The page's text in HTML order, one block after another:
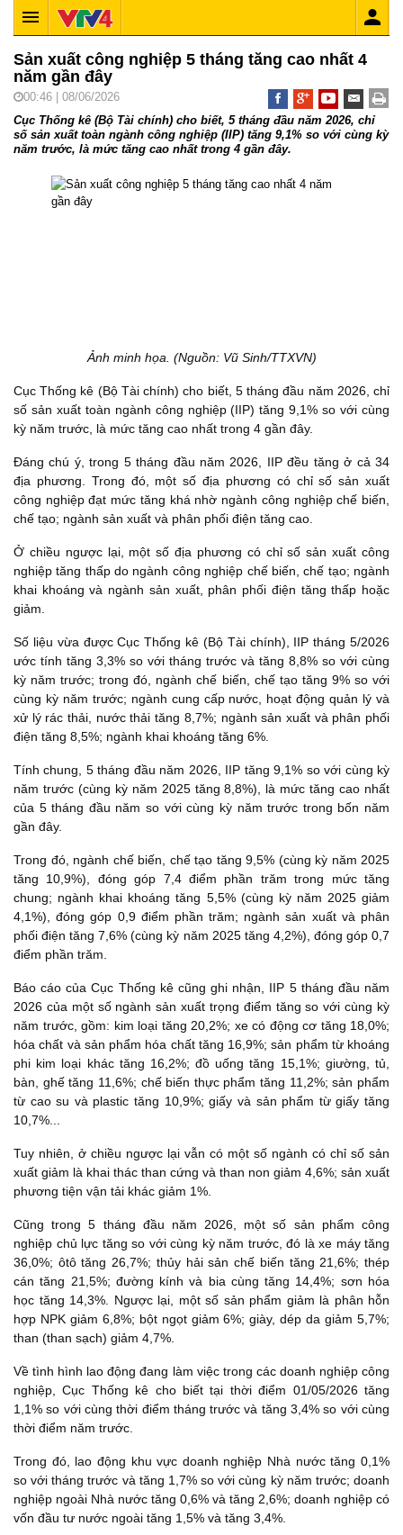
Sản xuất công nghiệp 5 tháng tăng cao nhất 4
năm gần đây
00:46 | 08/06/2026
Cục Thống kê (Bộ Tài chính) cho biết, 5 tháng đầu năm 2026, chỉ
số sản xuất toàn ngành công nghiệp (IIP) tăng 9,1% so với cùng kỳ
năm trước, là mức tăng cao nhất trong 4 gần đây.
Ảnh minh họa. (Nguồn: Vũ Sinh/TTXVN)
Cục Thống kê (Bộ Tài chính) cho biết, 5 tháng đầu năm 2026, chỉ
số sản xuất toàn ngành công nghiệp (IIP) tăng 9,1% so với cùng
kỳ năm trước, là mức tăng cao nhất trong 4 gần đây.
Đáng chú ý, trong 5 tháng đầu năm 2026, IIP đều tăng ở cả 34
địa phương. Trong đó, một số địa phương có chỉ số sản xuất
công nghiệp đạt mức tăng khá nhờ ngành công nghiệp chế biến,
chế tạo; ngành sản xuất và phân phối điện tăng cao.
Ở chiều ngược lại, một số địa phương có chỉ số sản xuất công
nghiệp tăng thấp do ngành công nghiệp chế biến, chế tạo; ngành
khai khoáng và ngành sản xuất, phân phối điện tăng thấp hoặc
giảm.
Số liệu vừa được Cục Thống kê (Bộ Tài chính), IIP tháng 5/2026
ước tính tăng 3,3% so với tháng trước và tăng 8,8% so với cùng
kỳ năm trước; trong đó, ngành chế biến, chế tạo tăng 9% so với
cùng kỳ năm trước; ngành cung cấp nước, hoạt động quản lý và
xử lý rác thải, nước thải tăng 8,7%; ngành sản xuất và phân phối
điện tăng 8,5%; ngành khai khoáng tăng 6%.
Tính chung, 5 tháng đầu năm 2026, IIP tăng 9,1% so với cùng kỳ
năm trước (cùng kỳ năm 2025 tăng 8,8%), là mức tăng cao nhất
của 5 tháng đầu năm so với cùng kỳ năm trước trong bốn năm
gần đây.
Trong đó, ngành chế biến, chế tạo tăng 9,5% (cùng kỳ năm 2025
tăng 10,9%), đóng góp 7,4 điểm phần trăm trong mức tăng
chung; ngành khai khoáng tăng 5,5% (cùng kỳ năm 2025 giảm
4,1%), đóng góp 0,9 điểm phần trăm; ngành sản xuất và phân
phối điện tăng 7,6% (cùng kỳ năm 2025 tăng 4,2%), đóng góp 0,7
điểm phần trăm.
Báo cáo của Cục Thống kê cũng ghi nhận, IIP 5 tháng đầu năm
2026 của một số ngành sản xuất trọng điểm tăng so với cùng kỳ
năm trước, gồm: kim loại tăng 20,2%; xe có động cơ tăng 18,0%;
hóa chất và sản phẩm hóa chất tăng 16,9%; sản phẩm từ khoáng
phi kim loại khác tăng 16,2%; đồ uống tăng 15,1%; giường, tủ,
bàn, ghế tăng 11,6%; chế biến thực phẩm tăng 11,2%; sản phẩm
từ cao su và plastic tăng 10,9%; giấy và sản phẩm từ giấy tăng
10,7%...
Tuy nhiên, ở chiều ngược lại vẫn có một số ngành có chỉ số sản
xuất giảm là khai thác than cứng và than non giảm 4,6%; sản xuất
phương tiện vận tải khác giảm 1%.
Cũng trong 5 tháng đầu năm 2026, một số sản phẩm công
nghiệp chủ lực tăng so với cùng kỳ năm trước, đó là xe máy tăng
36,0%; ôtô tăng 26,7%; thủy hải sản chế biến tăng 21,6%; thép
cán tăng 21,5%; đường kính và bia cùng tăng 14,4%; sơn hóa
học tăng 14,3%. Ngược lại, một số sản phẩm giảm là phân hỗn
hợp NPK giảm 6,8%; bột ngọt giảm 6%; giày, dép da giảm 5,7%;
than (than sạch) giảm 4,7%.
Về tình hình lao động đang làm việc trong các doanh nghiệp công
nghiệp, Cục Thống kê cho biết tại thời điểm 01/05/2026 tăng
1,1% so với cùng thời điểm tháng trước và tăng 3,4% so với cùng
thời điểm năm trước.
Trong đó, lao động khu vực doanh nghiệp Nhà nước tăng 0,1%
so với tháng trước và tăng 1,7% so với cùng kỳ năm trước; doanh
nghiệp ngoài Nhà nước tăng 0,6% và tăng 2,6%; doanh nghiệp có
vốn đầu tư nước ngoài tăng 1,5% và tăng 3,4%.